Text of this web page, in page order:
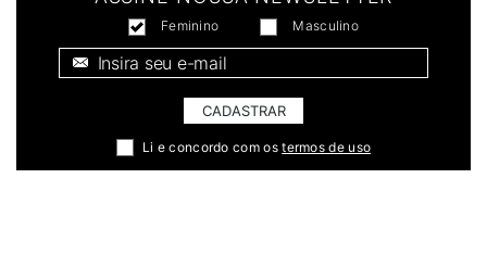
Feminino Masculino
CADASTRAR
Li e concordo com ostermos de uso